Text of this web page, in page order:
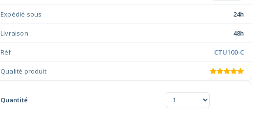
Expédié sous 24h
Livraison 48h
Réf CTU100-C
Qualité produit
Quantité